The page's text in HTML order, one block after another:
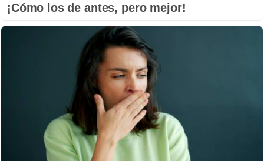
¡Cómo los de antes, pero mejor!